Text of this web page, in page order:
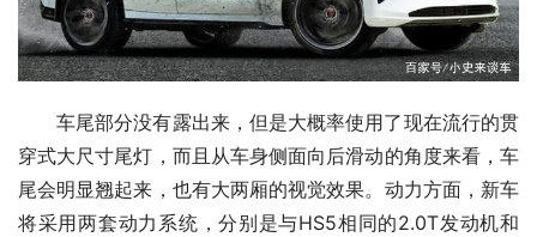
车尾部分没有露出来，但是大概率使用了现在流行的贯
穿式大尺寸尾灯，而且从车身侧面向后滑动的角度来看，车
尾会明显翘起来，也有大两厢的视觉效果。动力方面，新车
将采用两套动力系统，分别是与HS5相同的2.0T发动机和